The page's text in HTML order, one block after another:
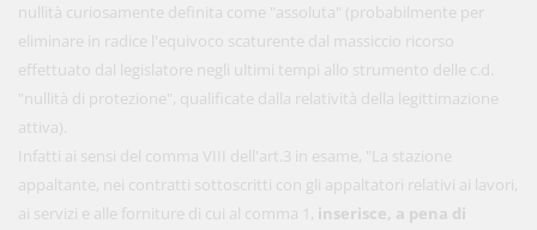
nullità curiosamente definita come "assoluta" (probabilmente per
eliminare in radice l'equivoco scaturente dal massiccio ricorso
effettuato dal legislatore negli ultimi tempi allo strumento delle c.d.
"nullità di protezione", qualificate dalla relatività della legittimazione
attiva).
Infatti ai sensi del comma VIII dell'art.3 in esame, "La stazione
appaltante, nei contratti sottoscritti con gli appaltatori relativi ai lavori,
ai servizi e alle forniture di cui al comma 1, inserisce, a pena di